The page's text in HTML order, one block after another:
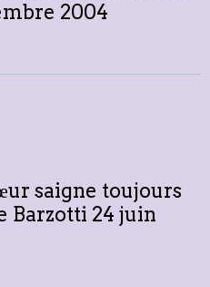
avec orchestre à
2004